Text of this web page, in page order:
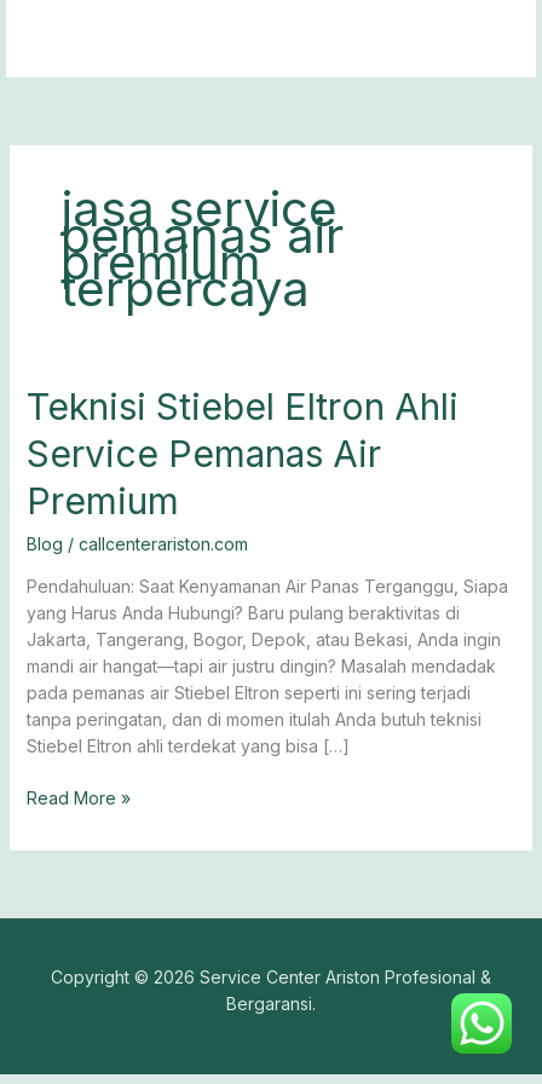
jasa service
pemanas air
premium
terpercaya
Teknisi Stiebel Eltron Ahli
Service Pemanas Air
Premium
Blog / callcenterariston.com
Pendahuluan: Saat Kenyamanan Air Panas Terganggu, Siapa
yang Harus Anda Hubungi? Baru pulang beraktivitas di
Jakarta, Tangerang, Bogor, Depok, atau Bekasi, Anda ingin
mandi air hangat—tapi air justru dingin? Masalah mendadak
pada pemanas air Stiebel Eltron seperti ini sering terjadi
tanpa peringatan, dan di momen itulah Anda butuh teknisi
Stiebel Eltron ahli terdekat yang bisa […]
Teknisi
Stiebel
Eltron
Service
Air
Premium
Read More »
Copyright © 2026 Service Center Ariston Profesional &
Bergaransi.